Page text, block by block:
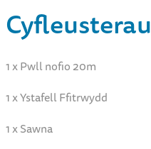
Cyfleusterau
1 x Pwll nofio 20m
1 x Ystafell Ffitrwydd
1 x Sawna